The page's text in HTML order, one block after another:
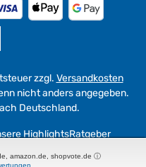
zzgl. Versandkosten
nicht anders angegeben.
Deutschland.
byWEMAG in Fulda
HighlightsRatgeber
amazon.de, shopvote.de ⓘ